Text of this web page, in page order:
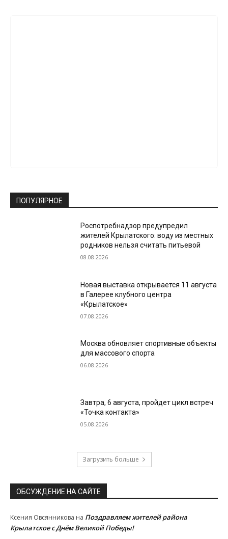
ПОПУЛЯРНОЕ
Роспотребнадзор предупредил
жителей Крылатского: воду из местных
родников нельзя считать питьевой
08.08.2026
Новая выставка открывается 11 августа
в Галерее клубного центра
«Крылатское»
07.08.2026
Москва обновляет спортивные объекты
для массового спорта
06.08.2026
Завтра, 6 августа, пройдет цикл встреч
«Точка контакта»
05.08.2026
Загрузить больше
ОБСУЖДЕНИЕ НА САЙТЕ
Ксения Овсянникова на Поздравляем жителей района
Крылатское с Днём Великой Победы!